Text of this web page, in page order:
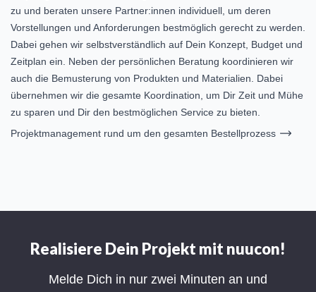
zu und beraten unsere Partner:innen individuell, um deren
Vorstellungen und Anforderungen bestmöglich gerecht zu werden.
Dabei gehen wir selbstverständlich auf Dein Konzept, Budget und
Zeitplan ein. Neben der persönlichen Beratung koordinieren wir
auch die Bemusterung von Produkten und Materialien. Dabei
übernehmen wir die gesamte Koordination, um Dir Zeit und Mühe
zu sparen und Dir den bestmöglichen Service zu bieten.
Projektmanagement rund um den gesamten Bestellprozess
Realisiere Dein Projekt mit nuucon!
Melde Dich in nur zwei Minuten an und